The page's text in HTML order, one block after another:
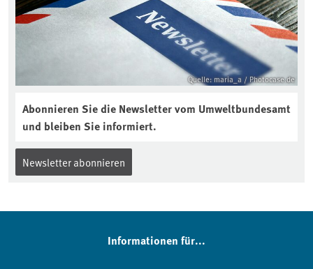
Quelle: maria_a / Photocase.de
Abonnieren Sie die Newsletter vom Umweltbundesamt
und bleiben Sie informiert.
Newsletter abonnieren
Informationen für...